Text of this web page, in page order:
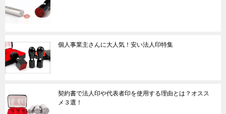
個人事業主さんに大人気！安い法人印特集
契約書で法人印や代表者印を使用する理由とは？オスス
メ３選！